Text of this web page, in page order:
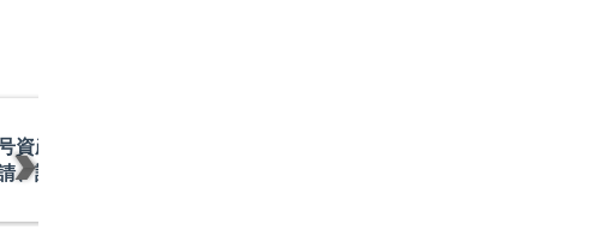
ンチェック、1銘柄の上場廃止
表